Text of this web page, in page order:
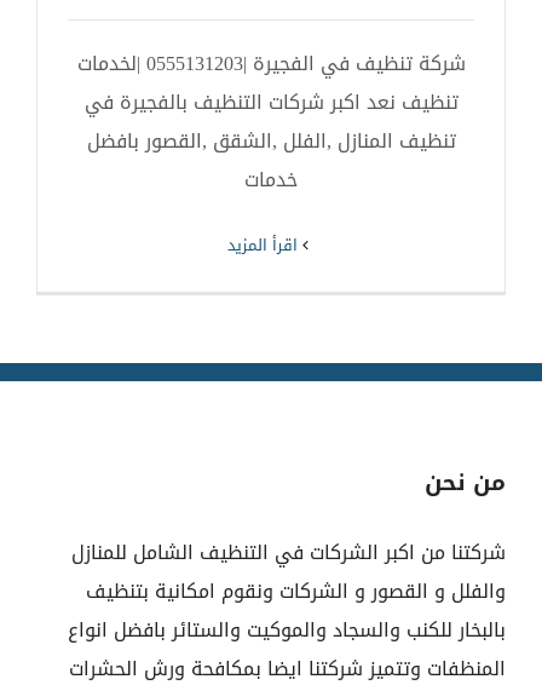
شركة تنظيف في الفجيرة |0555131203 |لخدمات
تنظيف نعد اكبر شركات التنظيف بالفجيرة في
تنظيف المنازل ,الفلل ,الشقق ,القصور بافضل
خدمات
من نحن
شركتنا من اكبر الشركات في التنظيف الشامل للمنازل
والفلل و القصور و الشركات ونقوم امكانية بتنظيف
بالبخار للكنب والسجاد والموكيت والستائر بافضل انواع
المنظفات وتتميز شركتنا ايضا بمكافحة ورش الحشرات